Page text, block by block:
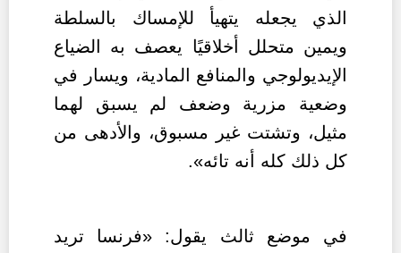
الذي يجعله يتهيأ للإمساك بالسلطة
ويمين متحلل أخلاقيًا يعصف به الضياع
الإيديولوجي والمنافع المادية، ويسار في
وضعية مزرية وضعف لم يسبق لهما
مثيل، وتشتت غير مسبوق، والأدهى من
كل ذلك كله أنه تائه».
في موضع ثالث يقول: «فرنسا تريد